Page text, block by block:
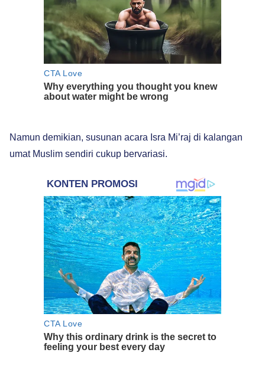
Namun demikian, susunan acara Isra Mi’raj di kalangan
umat Muslim sendiri cukup bervariasi.